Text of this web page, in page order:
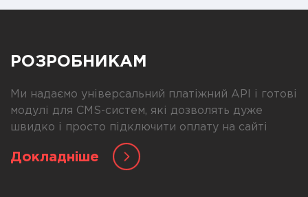
РОЗРОБНИКАМ
Ми надаємо універсальний платіжний API і готові
модулі для CMS-систем, які дозволять дуже
швидко і просто підключити оплату на сайті
Докладніше